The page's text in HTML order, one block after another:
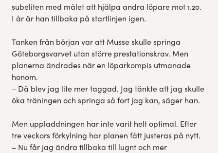
subeliten med målet att hjälpa andra löpare mot 1.20.
I år är han tillbaka på startlinjen igen.
Tanken från början var att Musse skulle springa
Göteborgsvarvet utan större prestationskrav. Men
planerna ändrades när en löparkompis utmanade
honom.
– Då blev jag lite mer taggad. Jag tänkte att jag skulle
öka träningen och springa så fort jag kan, säger han.
Men uppladdningen har inte varit helt optimal. Efter
tre veckors förkylning har planen fått justeras på nytt.
– Nu får jag ändra tillbaka till lugnt och mer